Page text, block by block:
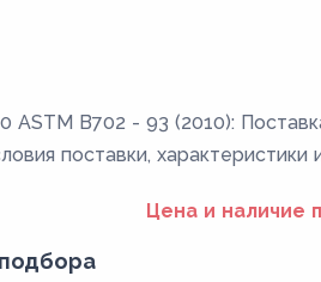
ASTM B702 - 93 (2010):
поставки, характеристики
Цена и наличие